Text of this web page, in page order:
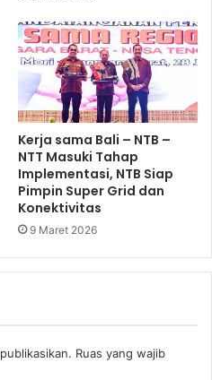
Kerja sama Bali – NTB –
NTT Masuki Tahap
Implementasi, NTB Siap
Pimpin Super Grid dan
Konektivitas
9 Maret 2026
Ruas yang wajib